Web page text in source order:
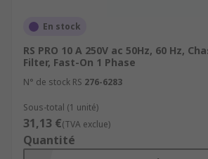
En stock
RS PRO 10 A 250V ac 50Hz, 60 Hz,
Filter, Fast-On 1 Phase
N° de stock RS 276-6283
Sous-total (1 unité)
31,13 €(TVA exclue)
Quantité